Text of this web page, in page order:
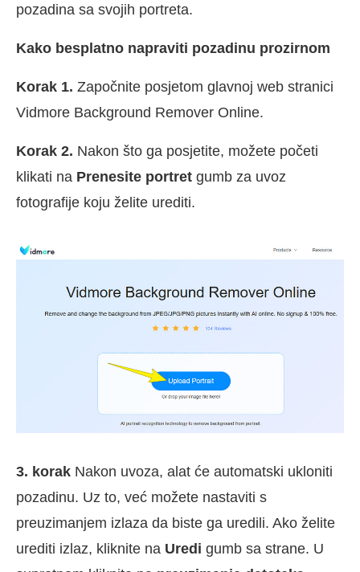
pozadina sa svojih portreta.
Kako besplatno napraviti pozadinu prozirnom
Korak 1. Započnite posjetom glavnoj web stranici
Vidmore Background Remover Online.
Korak 2. Nakon što ga posjetite, možete početi
klikati na Prenesite portret gumb za uvoz
fotografije koju želite urediti.
3. korak Nakon uvoza, alat će automatski ukloniti
pozadinu. Uz to, već možete nastaviti s
preuzimanjem izlaza da biste ga uredili. Ako želite
urediti izlaz, kliknite na Uredi gumb sa strane. U